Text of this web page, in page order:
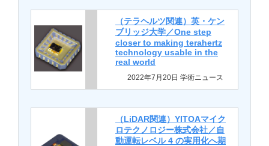
（テラヘルツ関連）英・ケン
ブリッジ大学／One step
closer to making terahertz
technology usable in the
real world
2022年7月20日 学術ニュース
（LiDAR関連）YITOAマイク
ロテクノロジー株式会社／自
動運転レベル 4 の実用化へ期